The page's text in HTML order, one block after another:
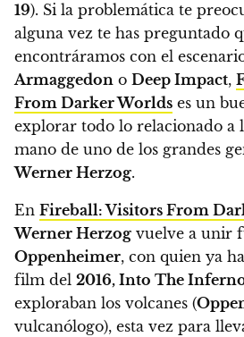
19). Si la problemática te
alguna vez te has preguntado
encontráramos con el
Armaggedon o Deep Impact,
From Darker Worlds es un
explorar todo lo relacionado a
mano de uno de los grandes
Werner Herzog.
En Fireball: Visitors From
Werner Herzog vuelve a unir
Oppenheimer, con quien ya
film del 2016, Into The
exploraban los volcanes (
vulcanólogo), esta vez para